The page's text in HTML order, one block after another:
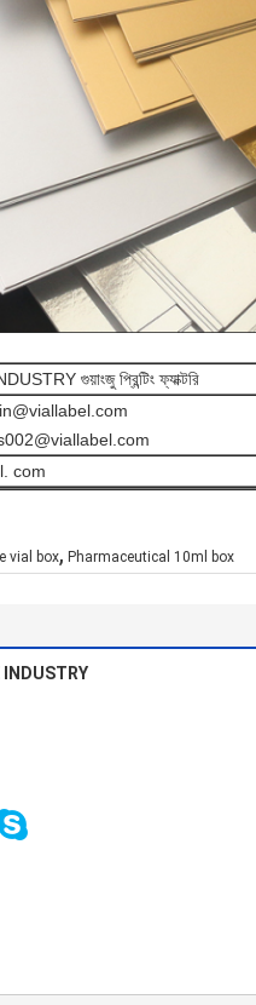
গুয়াংজু প্রিন্টিং ফ্যাক্টরি
com
vial box, Pharmaceutical 10ml box
INDUSTRY